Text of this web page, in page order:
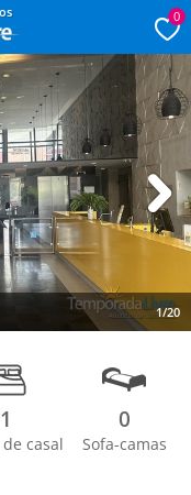
0
1/20
Next
1
casal
0
Sofa-camas